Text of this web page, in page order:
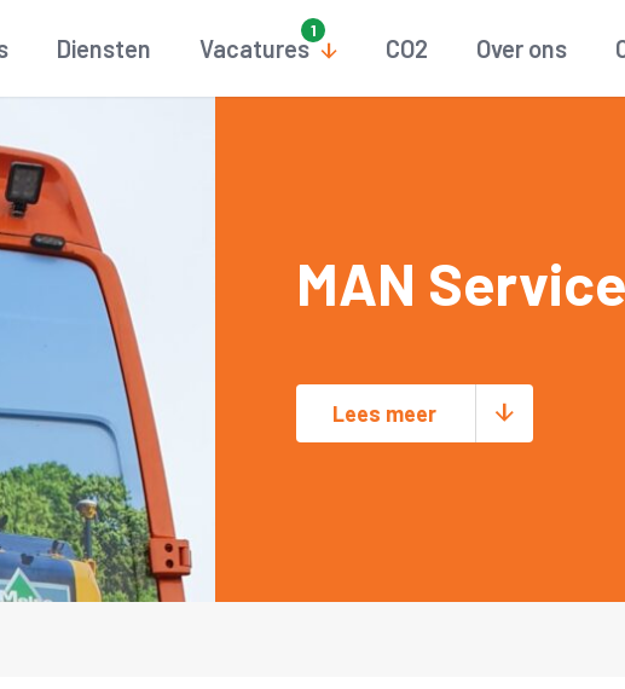
Diensten Vacatures CO2 Over ons
MAN
Lees meer